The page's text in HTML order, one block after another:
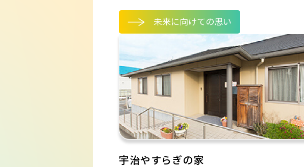
未来に向けての思い
宇治やすらぎの家